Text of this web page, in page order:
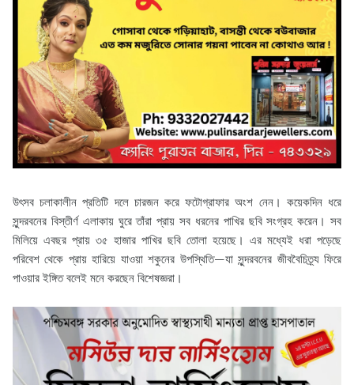
উৎসব চলাকালীন প্রতিটি দলে চারজন করে ফটোগ্রাফার অংশ নেন। কয়েকদিন ধরে
সুন্দরবনের বিস্তীর্ণ এলাকায় ঘুরে তাঁরা প্রায় সব ধরনের পাখির ছবি সংগ্রহ করেন। সব
মিলিয়ে এবছর প্রায় ৩৫ হাজার পাখির ছবি তোলা হয়েছে। এর মধ্যেই ধরা পড়েছে
পরিবেশ থেকে প্রায় হারিয়ে যাওয়া শকুনের উপস্থিতি—যা সুন্দরবনের জীববৈচিত্র্য ফিরে
পাওয়ার ইঙ্গিত বলেই মনে করছেন বিশেষজ্ঞরা।